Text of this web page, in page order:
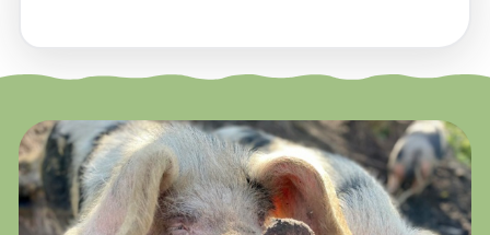
Waar ben je naar op zoek?